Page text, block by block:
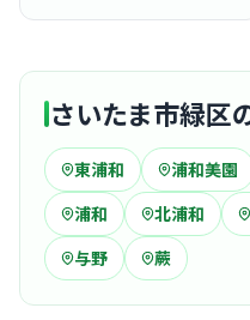
さいたま市緑区
東浦和 浦和美園
浦和
北浦和
与野
蕨